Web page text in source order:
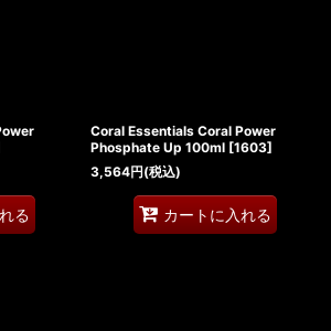
る
Coral Essentials Coral Power
Phosphate Up 100ml [1603]
3,564円(税込)
カートに入れる